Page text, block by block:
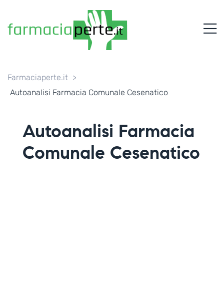
tutelando
Farmaciaperte.it >
Autoanalisi Farmacia Comunale Cesenatico
Autoanalisi Farmacia
Comunale Cesenatico